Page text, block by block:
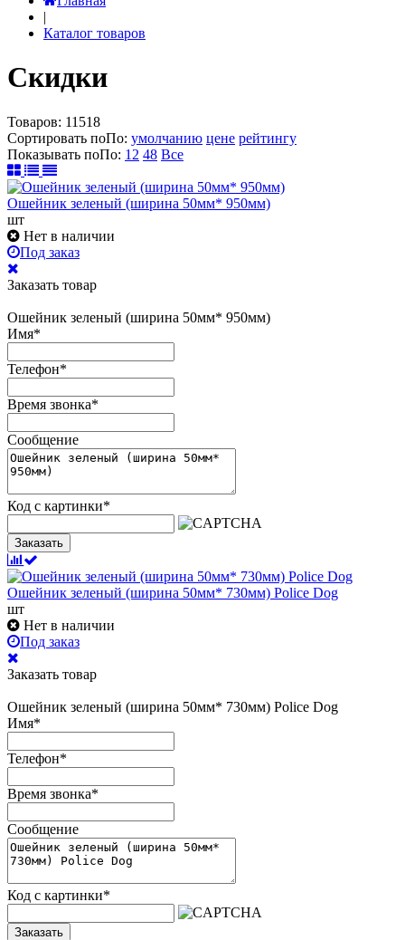
|
Каталог товаров
Скидки
Товаров: 11518
Сортировать поПо: умолчанию цене рейтингу
Показывать поПо: 12 48 Все
Ошейник зеленый (ширина 50мм* 950мм)
шт
Нет в наличии
Под заказ
Заказать товар
Ошейник зеленый (ширина 50мм* 950мм)
Имя*
Телефон*
Время звонка*
Сообщение
Код с картинки*
Заказать
Ошейник зеленый (ширина 50мм* 730мм) Police Dog
шт
Нет в наличии
Под заказ
Заказать товар
Ошейник зеленый (ширина 50мм* 730мм) Police Dog
Имя*
Телефон*
Время звонка*
Сообщение
Код с картинки*
Заказать